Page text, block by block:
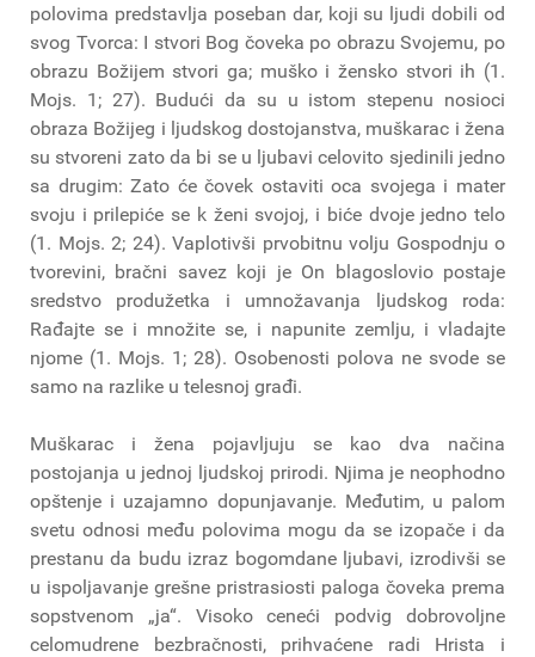
polovima predstavlja poseban dar, koji su ljudi dobili od
svog Tvorca: I stvori Bog čoveka po obrazu Svojemu, po
obrazu Božijem stvori ga; muško i žensko stvori ih (1.
Mojs. 1; 27). Budući da su u istom stepenu nosioci
obraza Božijeg i ljudskog dostojanstva, muškarac i žena
su stvoreni zato da bi se u ljubavi celovito sjedinili jedno
sa drugim: Zato će čovek ostaviti oca svojega i mater
svoju i prilepiće se k ženi svojoj, i biće dvoje jedno telo
(1. Mojs. 2; 24). Vaplotivši prvobitnu volju Gospodnju o
tvorevini, bračni savez koji je On blagoslovio postaje
sredstvo produžetka i umnožavanja ljudskog roda:
Rađajte se i množite se, i napunite zemlju, i vladajte
njome (1. Mojs. 1; 28). Osobenosti polova ne svode se
samo na razlike u telesnoj građi.
Muškarac i žena pojavljuju se kao dva načina
postojanja u jednoj ljudskoj prirodi. Njima je neophodno
opštenje i uzajamno dopunjavanje. Međutim, u palom
svetu odnosi među polovima mogu da se izopače i da
prestanu da budu izraz bogomdane ljubavi, izrodivši se
u ispoljavanje grešne pristrasiosti paloga čoveka prema
sopstvenom „ja“. Visoko ceneći podvig dobrovoljne
celomudrene bezbračnosti, prihvaćene radi Hrista i